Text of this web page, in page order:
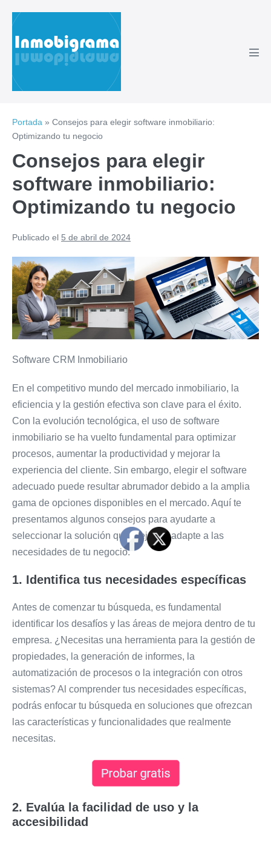
contenido
Portada » Consejos para elegir software inmobiliario:
Optimizando tu negocio
Consejos para elegir
software inmobiliario:
Optimizando tu negocio
Publicado el 5 de abril de 2024
Software CRM Inmobiliario
En el competitivo mundo del mercado inmobiliario, la
eficiencia y la gestión efectiva son clave para el éxito.
Con la evolución tecnológica, el uso de software
inmobiliario se ha vuelto fundamental para optimizar
procesos, aumentar la productividad y mejorar la
experiencia del cliente. Sin embargo, elegir el software
adecuado puede resultar abrumador debido a la amplia
gama de opciones disponibles en el mercado. Aquí te
presentamos algunos consejos para ayudarte a
seleccionar la solución que mejor se adapte a las
necesidades de tu negocio.
1. Identifica tus necesidades específicas
Antes de comenzar tu búsqueda, es fundamental
identificar los desafíos y las áreas de mejora dentro de tu
empresa. ¿Necesitas una herramienta para la gestión de
propiedades, la generación de informes, la
automatización de procesos o la integración con otros
sistemas? Al comprender tus necesidades específicas,
podrás enfocar tu búsqueda en soluciones que ofrezcan
las características y funcionalidades que realmente
necesitas.
2. Evalúa la facilidad de uso y la
accesibilidad